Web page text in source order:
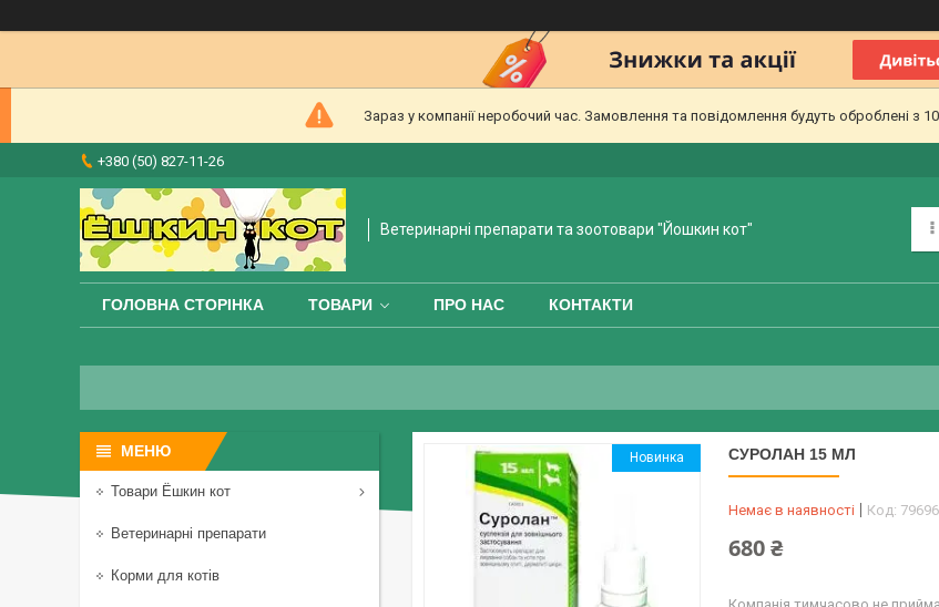
Зараз у компанії неробочий час. Замовлення та повідомлення будуть оброблені з
+380 (50) 827-11-26
Ветеринарні препарати та зоотовари "Йошкин кот"
ГОЛОВНА СТОРІНКА ТОВАРИ ПРО НАС КОНТАКТИ
Новинка СУРОЛАН 15 МЛ
Немає в наявності Код:
680 ₴
Товари Ёшкин кот
Ветеринарні препарати
Корми для котів